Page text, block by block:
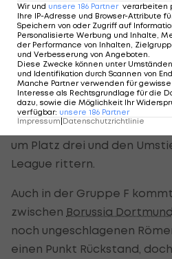
In der Gruppe E könnte im
und Chelsea, die beide
punktegleich sind, bereits
Kampf um den Pool-Sieg
zum Auftakt ein torloses
beide Teams jeweils drei
Nachzügler Krasnodar und
um Platz drei und den
League rittern.
Auch in der Gruppe F
zwischen Borussia Dortmund
noch ungeschlagenen
einen Punkt Rückstand,
Wir und unsere 186 Partner verarbeiten
Ihre IP-Adresse und Browser-Attribute
Speichern von oder Zugriff auf
Personalisierte Werbung und Inhalte,
der Performance von Inhalten,
und Verbesserung von Angeboten
Diese Zwecke können unter
und Identifikation durch Scannen von
Manche Partner verwenden für
Interesse als Rechtsgrundlage für die
dazu, sowie die Möglichkeit Ihr
verfügbar: unsere 186 Partner
Impressum|Datenschutzrichtlinie